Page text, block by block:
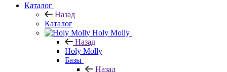
Каталог
Назад
Каталог
Holy Molly
Назад
Holy Molly
Базы
Назад